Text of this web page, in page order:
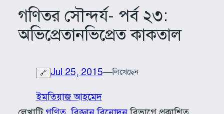
গণিতর সৌন্দর্য- পর্ব ২৩:
অভিপ্রেতানভিপ্রেত কাকতাল
🔗 Jul 25, 2015—লিখেছেন
ইমতিয়াজ আহমেদ